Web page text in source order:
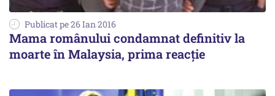
Publicat pe 26 Ian 2016
Mama românului condamnat definitiv la
moarte în Malaysia, prima reacție